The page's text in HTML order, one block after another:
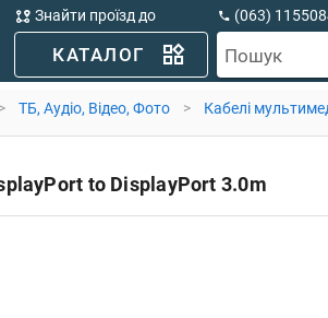
Знайти проїзд до
MegaBit
(063)
КАТАЛОГ Пошук
> ТБ, Аудіо, Відео, Фото > Кабелі
to DisplayPort 3.0m